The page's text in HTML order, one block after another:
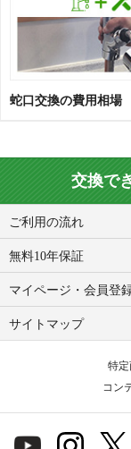
蛇口交換の費用相場
交換で
ご利用の流れ
無料10年保証
マイページ・会員登
サイトマップ
特
コン